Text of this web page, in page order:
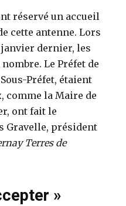
réservé un accueil
cette antenne. Lors
dernier, les
Le Préfet de
Préfet, étaient
comme la Maire de
ont fait le
Gravelle, président
Terres de
»